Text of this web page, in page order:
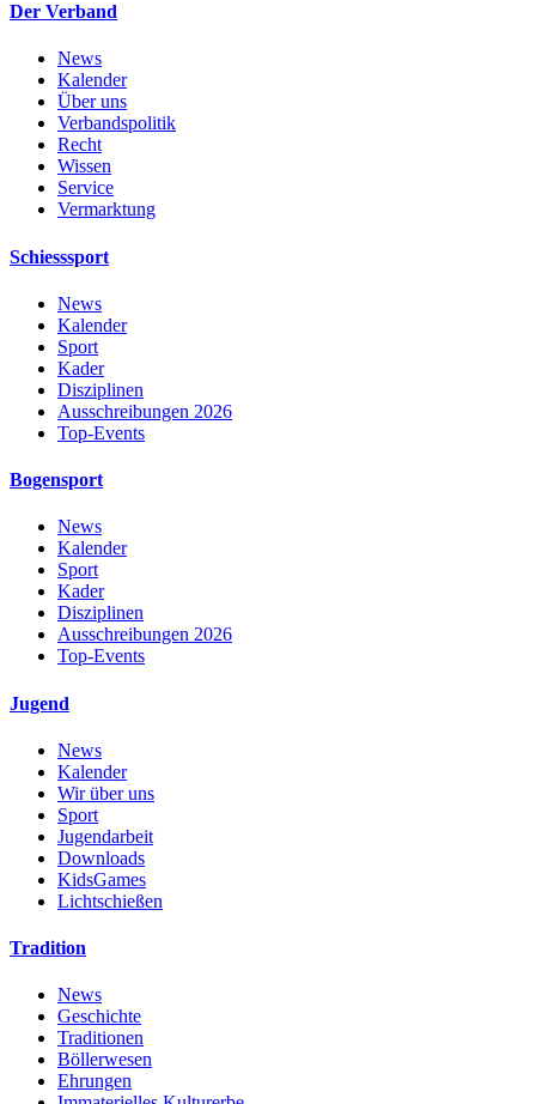
Der Verband
News
Kalender
Über uns
Verbandspolitik
Recht
Wissen
Service
Vermarktung
Schiesssport
News
Kalender
Sport
Kader
Disziplinen
Ausschreibungen 2026
Top-Events
Bogensport
News
Kalender
Sport
Kader
Disziplinen
Ausschreibungen 2026
Top-Events
Jugend
News
Kalender
Wir über uns
Sport
Jugendarbeit
Downloads
KidsGames
Lichtschießen
Tradition
News
Geschichte
Traditionen
Böllerwesen
Ehrungen